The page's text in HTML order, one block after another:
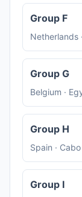
Group F
Netherlands
Group G
Belgium ·
Group H
Spain ·
Group I